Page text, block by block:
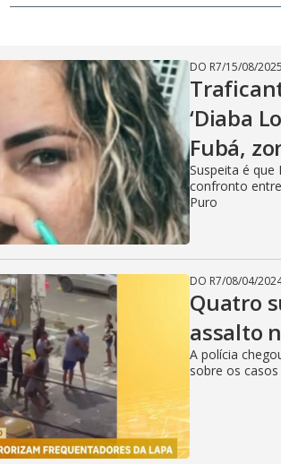
V
i
d
e
o
DO R7/15/08/2025
‘Diaba
Fubá,
Suspeita é que
confronto
Puro
DO R7/08/04/
Quatro
assalto
A polícia
sobre os